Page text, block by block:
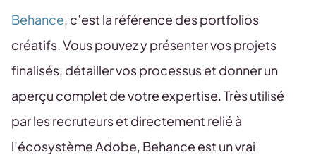
Behance, c’est la référence des portfolios
créatifs. Vous pouvez y présenter vos projets
finalisés, détailler vos processus et donner un
aperçu complet de votre expertise. Très utilisé
par les recruteurs et directement relié à
l’écosystème Adobe, Behance est un vrai